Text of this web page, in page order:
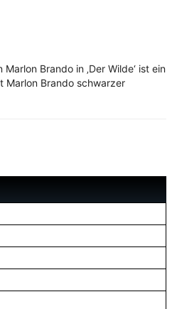
Brando in ‚Der Wilde‘ ist ein
Marlon Brando schwarzer